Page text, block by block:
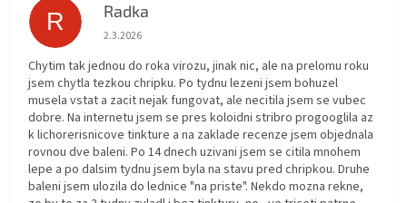
R Radka
Hodnocení obchodu je 5 z 5 hvězdiček.
2.3.2026
Chytim tak jednou do roka virozu, jinak nic, ale na prelomu roku
jsem chytla tezkou chripku. Po tydnu lezeni jsem bohuzel
musela vstat a zacit nejak fungovat, ale necitila jsem se vubec
dobre. Na internetu jsem se pres koloidni stribro progooglila az
k lichorerisnicove tinkture a na zaklade recenze jsem objednala
rovnou dve baleni. Po 14 dnech uzivani jsem se citila mnohem
lepe a po dalsim tydnu jsem byla na stavu pred chripkou. Druhe
baleni jsem ulozila do lednice "na priste". Nekdo mozna rekne,